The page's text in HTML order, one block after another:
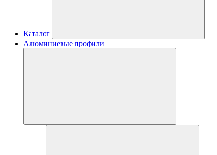
Каталог
Алюминиевые профили